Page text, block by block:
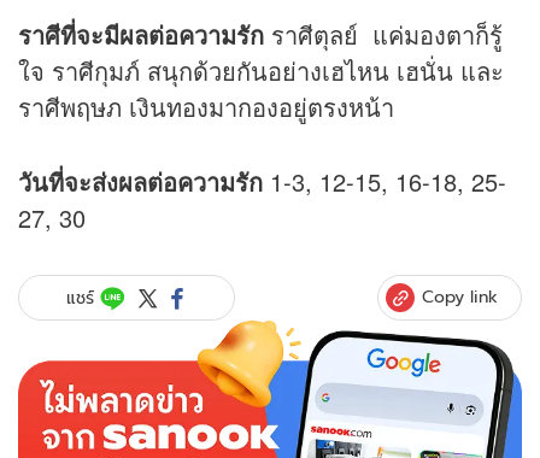
ราศีที่จะมีผลต่อความรัก ราศีตุลย์ แค่มองตาก็รู้
ใจ ราศีกุมภ์ สนุกด้วยกันอย่างเฮไหน เฮนั่น และ
ราศีพฤษภ เงินทองมากองอยู่ตรงหน้า
วันที่จะส่งผลต่อความรัก 1-3, 12-15, 16-18, 25-
27, 30
แชร์ Copy link